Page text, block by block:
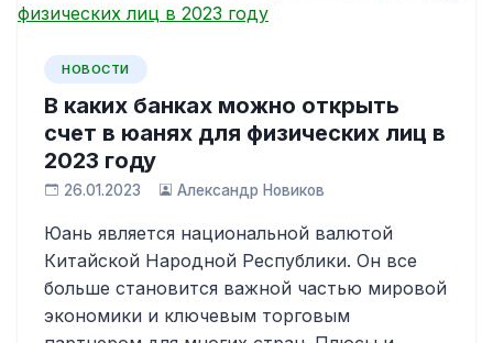
НОВОСТИ
В каких банках можно открыть
счет в юанях для физических лиц в
2023 году
26.01.2023 Александр Новиков
Юань является национальной валютой
Китайской Народной Республики. Он все
больше становится важной частью мировой
экономики и ключевым торговым